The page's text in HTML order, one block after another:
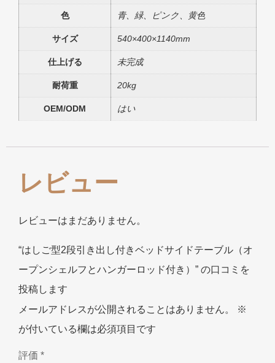
色 青、緑、ピンク、黄色
サイズ 540×400×1140mm
仕上げる 未完成
耐荷重 20kg
OEM/ODM はい
レビュー
レビューはまだありません。
“はしご型2段引き出し付きベッドサイドテーブル（オ
ープンシェルフとハンガーロッド付き）” の口コミを
投稿します
メールアドレスが公開されることはありません。
※
が付いている欄は必須項目です
評価 *